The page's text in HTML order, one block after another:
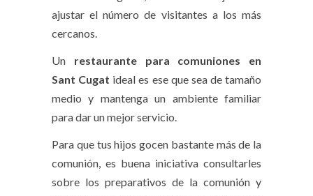
ajustar el número de visitantes a los más
cercanos.
Un restaurante para comuniones en
Sant Cugat ideal es ese que sea de tamaño
medio y mantenga un ambiente familiar
para dar un mejor servicio.
Para que tus hijos gocen bastante más de la
comunión, es buena iniciativa consultarles
sobre los preparativos de la comunión y